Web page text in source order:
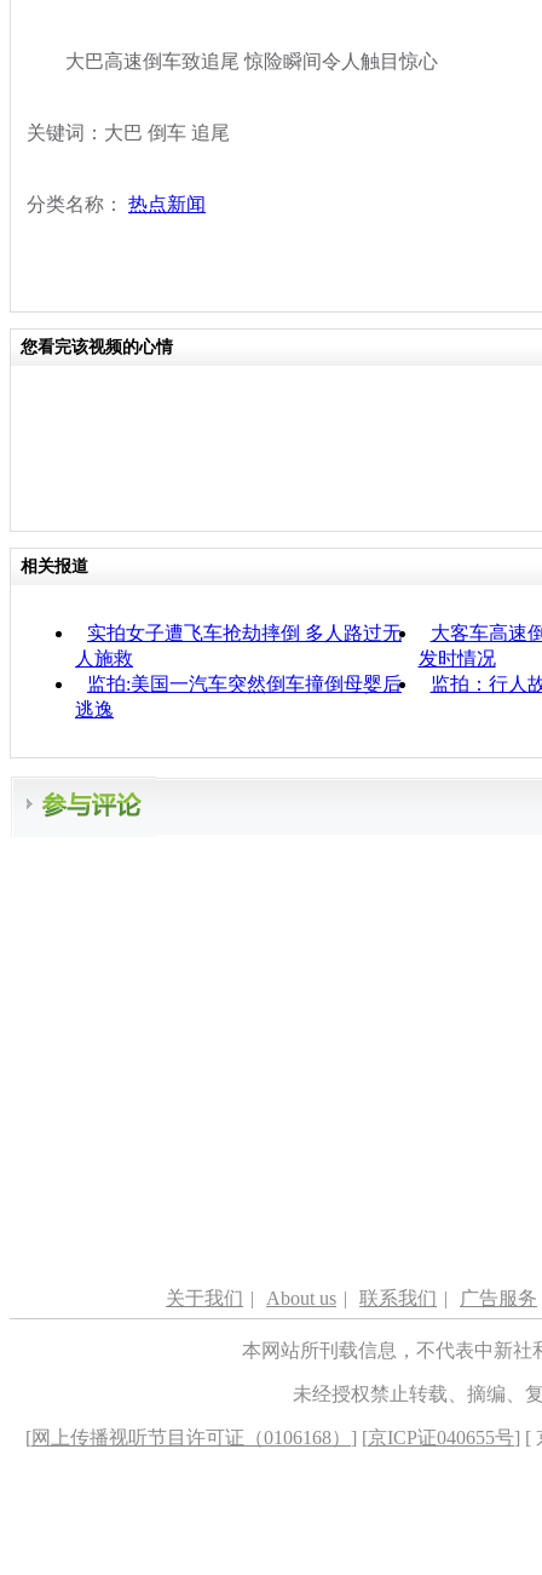
大巴高速倒车致追尾 惊险瞬间令人触目惊心
关键词：大巴 倒车 追尾
分类名称： 热点新闻
您看完该视频的心情
相关报道
实拍女子遭飞车抢劫摔倒 多人路过无
人施救
大客车高速
发时情况
监拍:美国一汽车突然倒车撞倒母婴后
逃逸
监拍：行人
关于我们 | About us | 联系我们 | 广告服务
本网站所刊载信息，不代表中新
未经授权禁止转载、摘编、
[网上传播视听节目许可证（0106168） ] [京ICP证040655号] [